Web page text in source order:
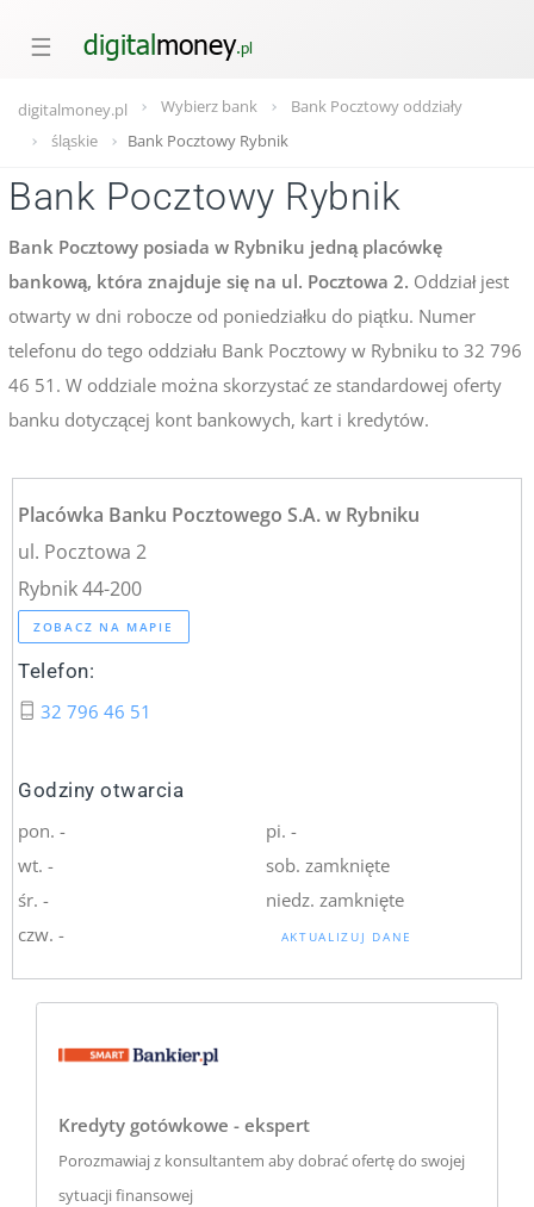
☰
digitalmoney.pl Wybierz bank
Bank Pocztowy oddziały
śląskie
Bank Pocztowy Rybnik
Bank Pocztowy Rybnik
Bank Pocztowy posiada w Rybniku jedną placówkę
bankową, która znajduje się na ul. Pocztowa 2. Oddział jest
otwarty w dni robocze od poniedziałku do piątku. Numer
telefonu do tego oddziału Bank Pocztowy w Rybniku to 32 796
46 51. W oddziale można skorzystać ze standardowej oferty
banku dotyczącej kont bankowych, kart i kredytów.
Placówka Banku Pocztowego S.A. w Rybniku
ul. Pocztowa 2
Rybnik 44-200
ZOBACZ NA MAPIE
Telefon:
32 796 46 51
Godziny otwarcia
pon. -
wt. -
śr. -
czw. -
pi. -
sob. zamknięte
niedz. zamknięte
AKTUALIZUJ DANE
Kredyty gotówkowe - ekspert
Porozmawiaj z konsultantem aby dobrać ofertę do swojej
sytuacji finansowej